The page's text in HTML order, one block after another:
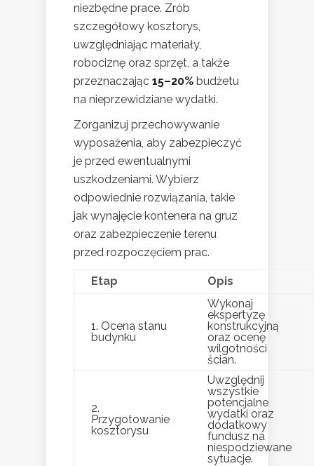
niezbędne prace. Zrób
szczegółowy kosztorys,
uwzględniając materiały,
robociznę oraz sprzęt, a także
przeznaczając 15–20% budżetu
na nieprzewidziane wydatki.
Zorganizuj przechowywanie
wyposażenia, aby zabezpieczyć
je przed ewentualnymi
uszkodzeniami. Wybierz
odpowiednie rozwiązania, takie
jak wynajęcie kontenera na gruz
oraz zabezpieczenie terenu
przed rozpoczęciem prac.
Etap Opis
1. Ocena stanu
budynku
Wykonaj
ekspertyzę
konstrukcyjną
oraz ocenę
wilgotności
ścian.
2.
Przygotowanie
kosztorysu
Uwzględnij
wszystkie
potencjalne
wydatki oraz
dodatkowy
fundusz na
niespodziewane
sytuacje.